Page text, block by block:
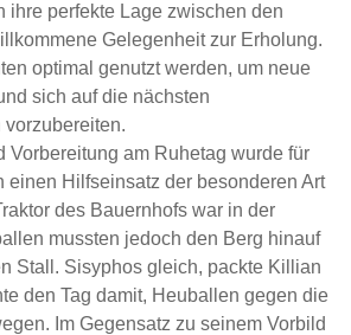
ihre perfekte Lage zwischen den
Gelegenheit zur Erholung.
optimal genutzt werden, um neue
sich auf die nächsten
vorzubereiten.
Vorbereitung am Ruhetag wurde für
einen Hilfseinsatz der besonderen Art
des Bauernhofs war in der
mussten jedoch den Berg hinauf
Stall. Sisyphos gleich, packte Killian
den Tag damit, Heuballen gegen die
Im Gegensatz zu seinem Vorbild